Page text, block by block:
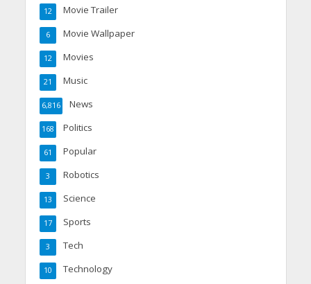
Movie Trailer
12
Movie Wallpaper
6
Movies
12
Music
21
News
6,816
Politics
168
Popular
61
Robotics
3
Science
13
Sports
17
Tech
3
Technology
10